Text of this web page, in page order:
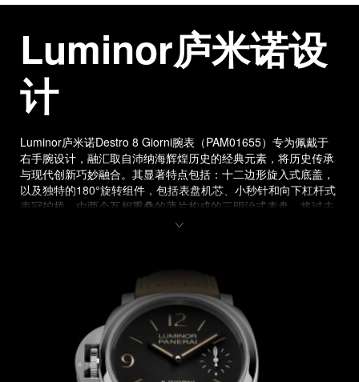
Luminor庐米诺设
计
Luminor庐米诺Destro 8 Giorni腕表（PAM01655）专为佩戴于
右手腕设计，融汇取自沛纳海辉煌历史的经典元素，将历史传承
与现代创新巧妙融合。其显著特点包括：十二边形旋入式底盖，
以及独特的180°旋转组件，包括表盘机芯、小秒针和向下杠杆式
表冠护桥。由两个互相重叠的薄片构成的三明治式表盘，将过去
与现在相连，在任何光照条件下都能持久清晰可见，防水深度升